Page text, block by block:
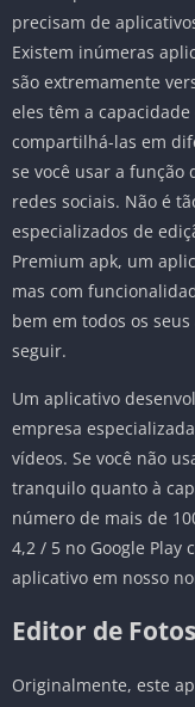
precisam de
Existem inúmeras
são extremamente
eles têm a
compartilhá-las em
se você usar a função
redes sociais. Não é
especializados de
Premium apk, um
mas com
bem em todos os
seguir.
Um aplicativo
empresa
vídeos. Se você não
tranquilo quanto à
número de mais de
4,2 / 5 no Google Play
aplicativo em nosso
Editor de Fotos
Originalmente, este